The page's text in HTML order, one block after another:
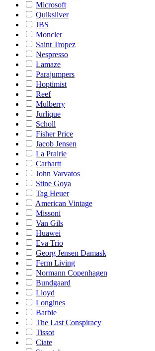
Microsoft
Quiksilver
JBS
Moncler
Saint Tropez
Nespresso
Lamaze
Parajumpers
Hoptimist
Reef
Mulberry
Jurlique
Scholl
Fisher Price
Jacob Jensen
La Prairie
Carhartt
John Varvatos
Stine Goya
Tag Heuer
American Vintage
Missoni
Van Gils
Huawei
Eva Trio
Georg Jensen Damask
Ferm Living
Normann Copenhagen
Bundgaard
Lloyd
Longines
Barbie
The Last Conspiracy
Tissot
Ciate